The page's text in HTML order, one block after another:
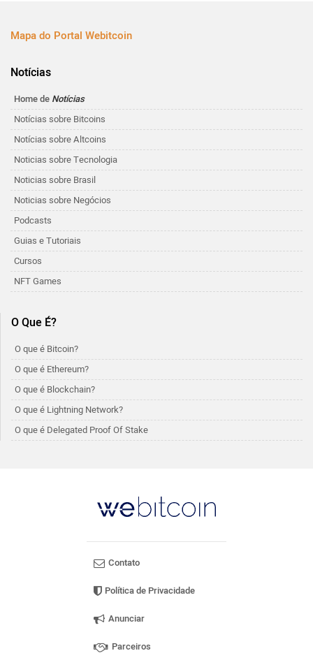
Mapa do Portal Webitcoin
Notícias
Home de Notícias
Notícias sobre Bitcoins
Notícias sobre Altcoins
Noticias sobre Tecnologia
Noticias sobre Brasil
Noticias sobre Negócios
Podcasts
Guias e Tutoriais
Cursos
NFT Games
O Que É?
O que é Bitcoin?
O que é Ethereum?
O que é Blockchain?
O que é Lightning Network?
O que é Delegated Proof Of Stake
Contato
Política de Privacidade
Anunciar
Parceiros